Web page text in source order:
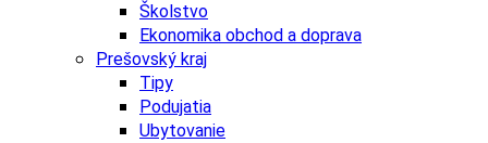
Školstvo
Ekonomika obchod a doprava
Prešovský kraj
Tipy
Podujatia
Ubytovanie